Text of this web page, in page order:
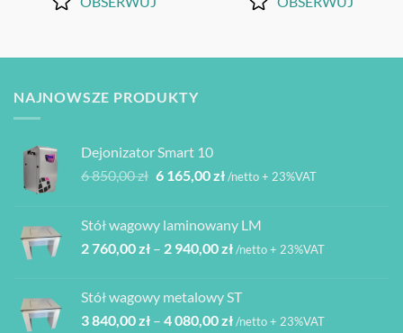
NAJNOWSZE PRODUKTY
Dejonizator Smart 10
6 850,00zł Pierwotna
6
850,00 zł.
6 165,00złAktualna
6
165,00 zł.
/netto + 23%VAT
Stół wagowy laminowany LM
2 760,00zł – 2 940,00złZakres
2
760,00 zł
/netto + 23%VAT
Stół wagowy metalowy ST
3 840,00zł – 4 080,00złZakres
/netto + 23%VAT